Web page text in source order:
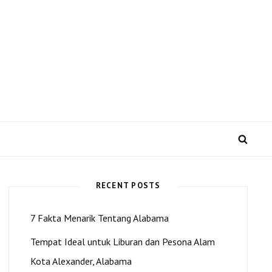
dan Kota Alexander
RECENT POSTS
7 Fakta Menarik Tentang Alabama
Tempat Ideal untuk Liburan dan Pesona Alam
Kota Alexander, Alabama